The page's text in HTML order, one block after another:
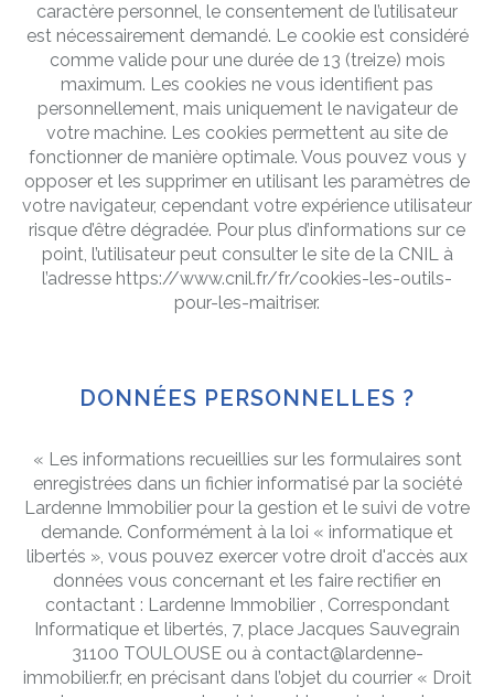
caractère personnel, le consentement de l’utilisateur
est nécessairement demandé. Le cookie est considéré
comme valide pour une durée de 13 (treize) mois
maximum. Les cookies ne vous identifient pas
personnellement, mais uniquement le navigateur de
votre machine. Les cookies permettent au site de
fonctionner de manière optimale. Vous pouvez vous y
opposer et les supprimer en utilisant les paramètres de
votre navigateur, cependant votre expérience utilisateur
risque d’être dégradée. Pour plus d’informations sur ce
point, l’utilisateur peut consulter le site de la CNIL à
l’adresse https://www.cnil.fr/fr/cookies-les-outils-
pour-les-maitriser.
DONNÉES PERSONNELLES ?
« Les informations recueillies sur les formulaires sont
enregistrées dans un fichier informatisé par la société
Lardenne Immobilier pour la gestion et le suivi de votre
demande. Conformément à la loi « informatique et
libertés », vous pouvez exercer votre droit d'accès aux
données vous concernant et les faire rectifier en
contactant : Lardenne Immobilier , Correspondant
Informatique et libertés, 7, place Jacques Sauvegrain
31100 TOULOUSEou à contact@lardenne-
immobilier.fr, en précisant dans l’objet du courrier « Droit